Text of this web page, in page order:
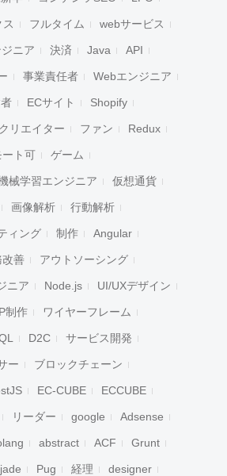
ス フルタイム webサービス
ニア 決済 Java API
事業責任者 Webエンジニア
ECサイト Shopify
クリエイター ファン Redux
ート可 ゲーム
械学習エンジニア 仮想通貨
画像解析 行動解析
ィング 制作 Angular
改善 アウトソーシング
ニア Node.js UI/UXデザイン
制作 ワイヤーフレーム
D2C サービス開発
ー ブロックチェーン
EC-CUBE ECCUBE
リーダー google Adsense
abstract ACF Grunt
jade Pug 経理 designer